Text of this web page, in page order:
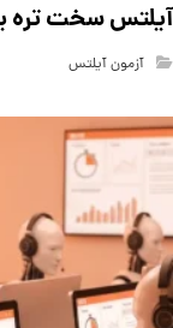
آیلتس سخت تره
آزمون آیلتس